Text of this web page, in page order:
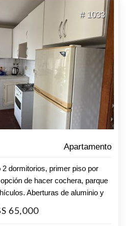
este apartamento te ofrece
de la vida urbana sin renunciar a
dejes pasar esta oportunidad.
y da el primer paso hacia
¡Te esperamos!
# 1033
Apartamento
dormitorios, primer piso por
de hacer cochera, parque
Aberturas de aluminio y
Consulte a nuestros asesores
una visita.
65,000